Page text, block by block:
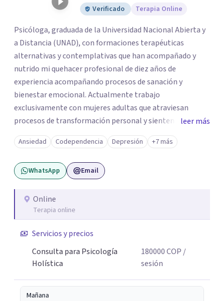
Verificado
Terapia Online
Psicóloga, graduada de la Universidad Nacional Abierta y
a Distancia (UNAD), con formaciones terapéuticas
alternativas y contemplativas que han acompañado y
nutrido mi quehacer profesional de diez años de
experiencia acompañando procesos de sanación y
bienestar emocional. Actualmente trabajo
exclusivamente con mujeres adultas que atraviesan
procesos de transformación personal y sienten la
necesidad de tomar una pausa para reconectar consigo
mismas y hacer un viaje de autoconocimiento profundo.
Mi propio camino profesional me llevó a trabajar antes
con niños, adolescentes y familias en contextos
enseñó que el cambio real ocurre cuando la persona se
siente vista, escuchada, acompañada; y sobre todo
llevar a su vida cotidiana. Hoy, esa experiencia se traduce
en un acompañamiento terapéutico, desde un enfoque
que une el rigor de la psicología con la sabiduría del
leer más
Ansiedad Codependencia Depresión +7 más
WhatsApp Email
Online
Terapia online
Servicios y precios
Consulta para Psicología
Holística
180000COP /
sesión
Mañana